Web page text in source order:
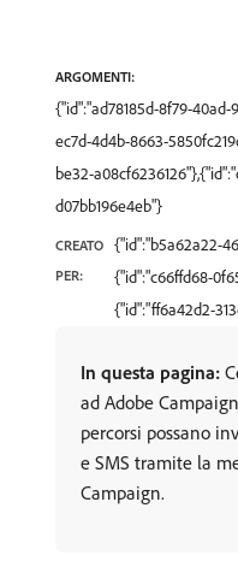
ARGOMENTI:
{"id":"ad78185d-8f79-
ec7d-4d4b-8663-
be32-
d07bb196e4eb"}
CREATO
PER:
{"id":"b5a62a22-
{"id":"c66ffd68-
{"id":"ff6a42d2-
In questa pagina:
ad Adobe
percorsi possano
e SMS tramite la
Campaign.